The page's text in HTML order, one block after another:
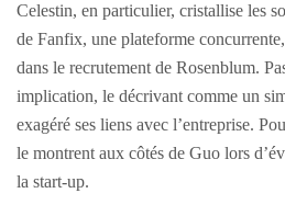
Celestin, en particulier, cristallise les
de Fanfix, une plateforme
dans le recrutement de Rosenblum.
implication, le décrivant comme un
exagéré ses liens avec l’entreprise.
le montrent aux côtés de Guo lors
la start-up.